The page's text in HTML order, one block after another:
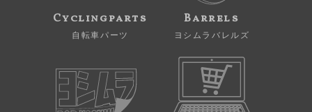
Cyclingparts
自転車パーツ
Barrels
ヨシムラバレルズ